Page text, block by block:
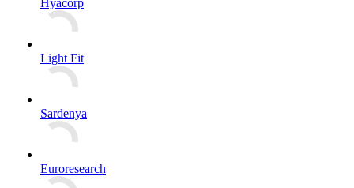
Hyacorp
Light Fit
Sardenya
Euroresearch